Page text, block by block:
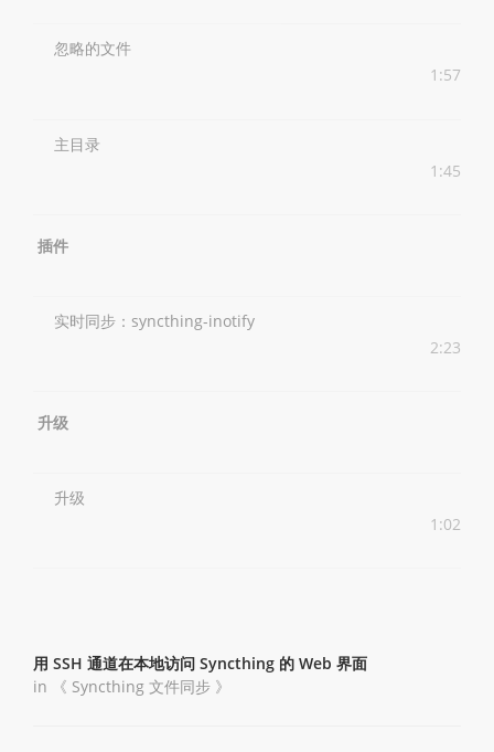
忽略的文件
1:57
主目录
1:45
插件
实时同步：syncthing-inotify
2:23
升级
升级
1:02
用 SSH 通道在本地访问 Syncthing 的 Web 界面
in 《 Syncthing 文件同步 》